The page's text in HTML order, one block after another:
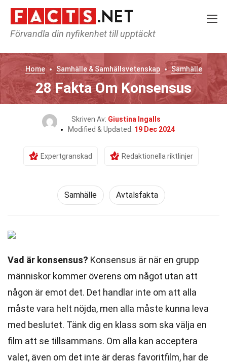
Förvandla din nyfikenhet till upptäckt
Home Samhälle & Samhällsvetenskap Samhälle
28 Fakta Om Konsensus
Skriven Av: Giustina Ingalls
Modified & Updated: 19 Dec 2024
Expertgranskad Redaktionella riktlinjer
Samhälle Avtalsfakta
Vad är konsensus? Konsensus är när en grupp
människor kommer överens om något utan att
någon är emot det. Det handlar inte om att alla
måste vara helt nöjda, men alla måste kunna leva
med beslutet. Tänk dig en klass som ska välja en
film att se tillsammans. Om alla kan acceptera
valet, även om det inte är deras favoritfilm, har de